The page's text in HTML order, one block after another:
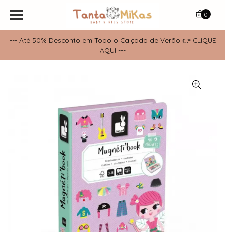
--- Até 50% Desconto em Todo o Calçado de Verão 👉 CLIQUE
AQUI ---
0